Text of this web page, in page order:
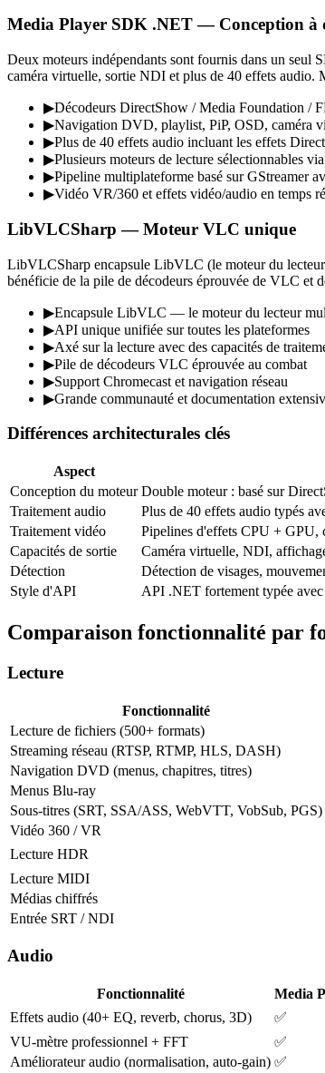
Media Player SDK .NET — Conception à
Deux moteurs indépendants sont fournis dans un
caméra virtuelle, sortie NDI et plus de 40 effets
▶Décodeurs DirectShow / Media Foundation /
▶Navigation DVD, playlist, PiP, OSD, caméra
▶Plus de 40 effets audio incluant les effets
▶Plusieurs moteurs de lecture sélectionnables
▶Pipeline multiplateforme basé sur GStreamer
▶Vidéo VR/360 et effets vidéo/audio en temps
LibVLCSharp — Moteur VLC unique
LibVLCSharp encapsule LibVLC (le moteur du lecteur
bénéficie de la pile de décodeurs éprouvée de VLC et
▶Encapsule LibVLC — le moteur du lecteur
▶API unique unifiée sur toutes les plateformes
▶Axé sur la lecture avec des capacités de
▶Pile de décodeurs VLC éprouvée au combat
▶Support Chromecast et navigation réseau
▶Grande communauté et documentation
Différences architecturales clés
Aspect
Conception du moteur Double moteur : basé sur
Traitement audio
Plus de 40 effets audio typés
Traitement vidéo
Pipelines d'effets CPU + GPU,
Capacités de sortie
Caméra virtuelle, NDI,
Détection
Détection de visages,
Style d'API
API .NET fortement typée
Comparaison fonctionnalité par
Lecture
Fonctionnalité
Lecture de fichiers (500+ formats)
Streaming réseau (RTSP, RTMP, HLS, DASH)
Navigation DVD (menus, chapitres, titres)
Menus Blu-ray
Sous-titres (SRT, SSA/ASS, WebVTT, VobSub, PGS)
Vidéo 360 / VR
Lecture HDR
Lecture MIDI
Médias chiffrés
Entrée SRT / NDI
Audio
Fonctionnalité Media
Effets audio (40+ EQ, reverb, chorus, 3D)
✅
VU-mètre professionnel + FFT
✅
Améliorateur audio (normalisation, auto-gain) ✅